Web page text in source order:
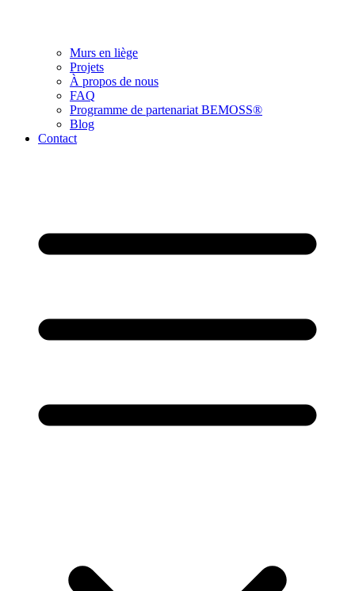
Murs en liège
Projets
À propos de nous
FAQ
Programme de partenariat BEMOSS®
Blog
Contact